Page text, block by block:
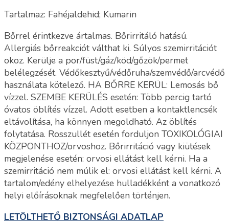
Tartalmaz: Fahéjaldehid; Kumarin
Bőrrel érintkezve ártalmas. Bőrirritáló hatású.
Allergiás bőrreakciót válthat ki. Súlyos szemirritációt
okoz. Kerülje a por/füst/gáz/köd/gőzök/permet
belélegzését. Védőkesztyű/védőruha/szemvédő/arcvédő
használata kötelező. HA BŐRRE KERÜL: Lemosás bő
vízzel. SZEMBE KERÜLÉS esetén: Több percig tartó
óvatos öblítés vízzel. Adott esetben a kontaktlencsék
eltávolítása, ha könnyen megoldható. Az öblítés
folytatása. Rosszullét esetén forduljon TOXIKOLÓGIAI
KÖZPONTHOZ/orvoshoz. Bőrirritáció vagy kiütések
megjelenése esetén: orvosi ellátást kell kérni. Ha a
szemirritáció nem múlik el: orvosi ellátást kell kérni. A
tartalom/edény elhelyezése hulladékként a vonatkozó
helyi előírásoknak megfelelően történjen.
LETÖLTHETŐ BIZTONSÁGI ADATLAP